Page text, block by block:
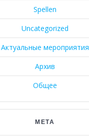
Spellen
Uncategorized
Актуальные мероприятия
Архив
Общее
МЕТА